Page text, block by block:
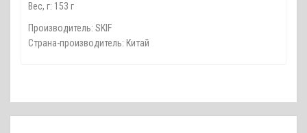
Вес, г: 153 г
Производитель: SKIF
Страна-производитель: Китай